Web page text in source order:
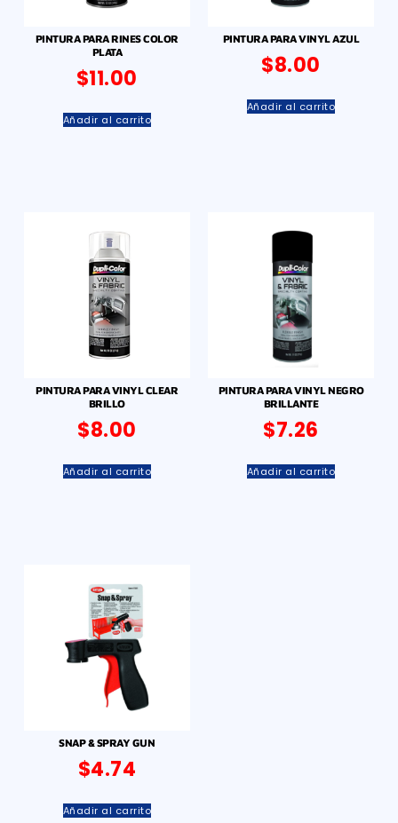
PINTURA PARA RINES COLOR
PLATA
$11.00
Añadir al carrito
PINTURA PARA VINYL AZUL
$8.00
Añadir al carrito
PINTURA PARA VINYL CLEAR
BRILLO
$8.00
Añadir al carrito
PINTURA PARA VINYL NEGRO
BRILLANTE
$7.26
Añadir al carrito
SNAP & SPRAY GUN
$4.74
Añadir al carrito